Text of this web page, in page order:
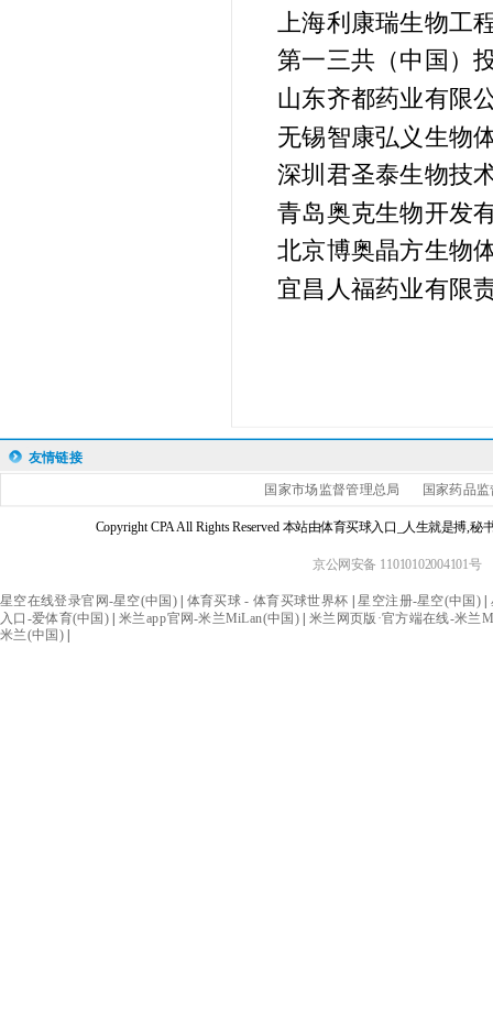
上海利康瑞生物工
第一三共（中国）
山东齐都药业有限
无锡智康弘义生物
深圳君圣泰生物技
青岛奥克生物开发
北京博奥晶方生物
宜昌人福药业有限
友情链接
国家市场监督管理总局 国家药品
Copyright CPA All Rights Reserved 本站由体育买球入口_人生就是搏,
京公网安备 11010102004101号
星空在线登录官网-星空(中国)| 体育买球 - 体育买球世界杯 |星空注册-星空(中国)|
入口-爱体育(中国)| 米兰app官网-米兰MiLan(中国)| 米兰网页版·官方端在线-米兰
米兰(中国)|